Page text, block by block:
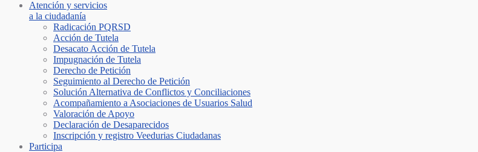
Atención y servicios
a la ciudadanía
Radicación PQRSD
Acción de Tutela
Desacato Acción de Tutela
Impugnación de Tutela
Derecho de Petición
Seguimiento al Derecho de Petición
Solución Alternativa de Conflictos y Conciliaciones
Acompañamiento a Asociaciones de Usuarios Salud
Valoración de Apoyo
Declaración de Desaparecidos
Inscripción y registro Veedurias Ciudadanas
Participa